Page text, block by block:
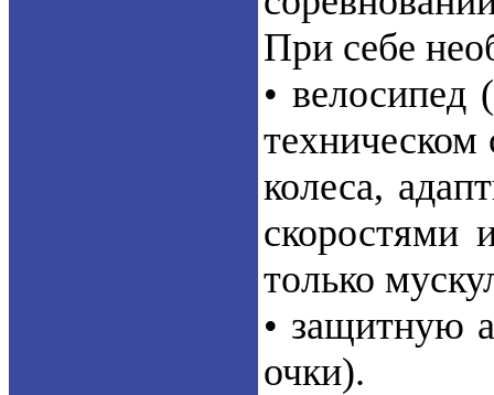
При себе
•
колеса,
скоростями
только
• защитную
очки).